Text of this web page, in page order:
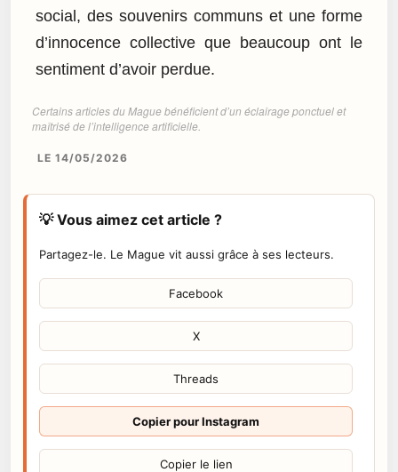
social, des souvenirs communs et une forme
d’innocence collective que beaucoup ont le
sentiment d’avoir perdue.
Certains articles du Mague bénéficient d’un éclairage ponctuel et
maîtrisé de l’intelligence artificielle.
LE 14/05/2026
💡 Vous aimez cet article ?
Partagez-le. Le Mague vit aussi grâce à ses lecteurs.
Facebook
X
Threads
Copier pour Instagram
Copier le lien